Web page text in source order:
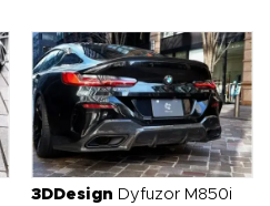
3DDesign Dyfuzor M850i